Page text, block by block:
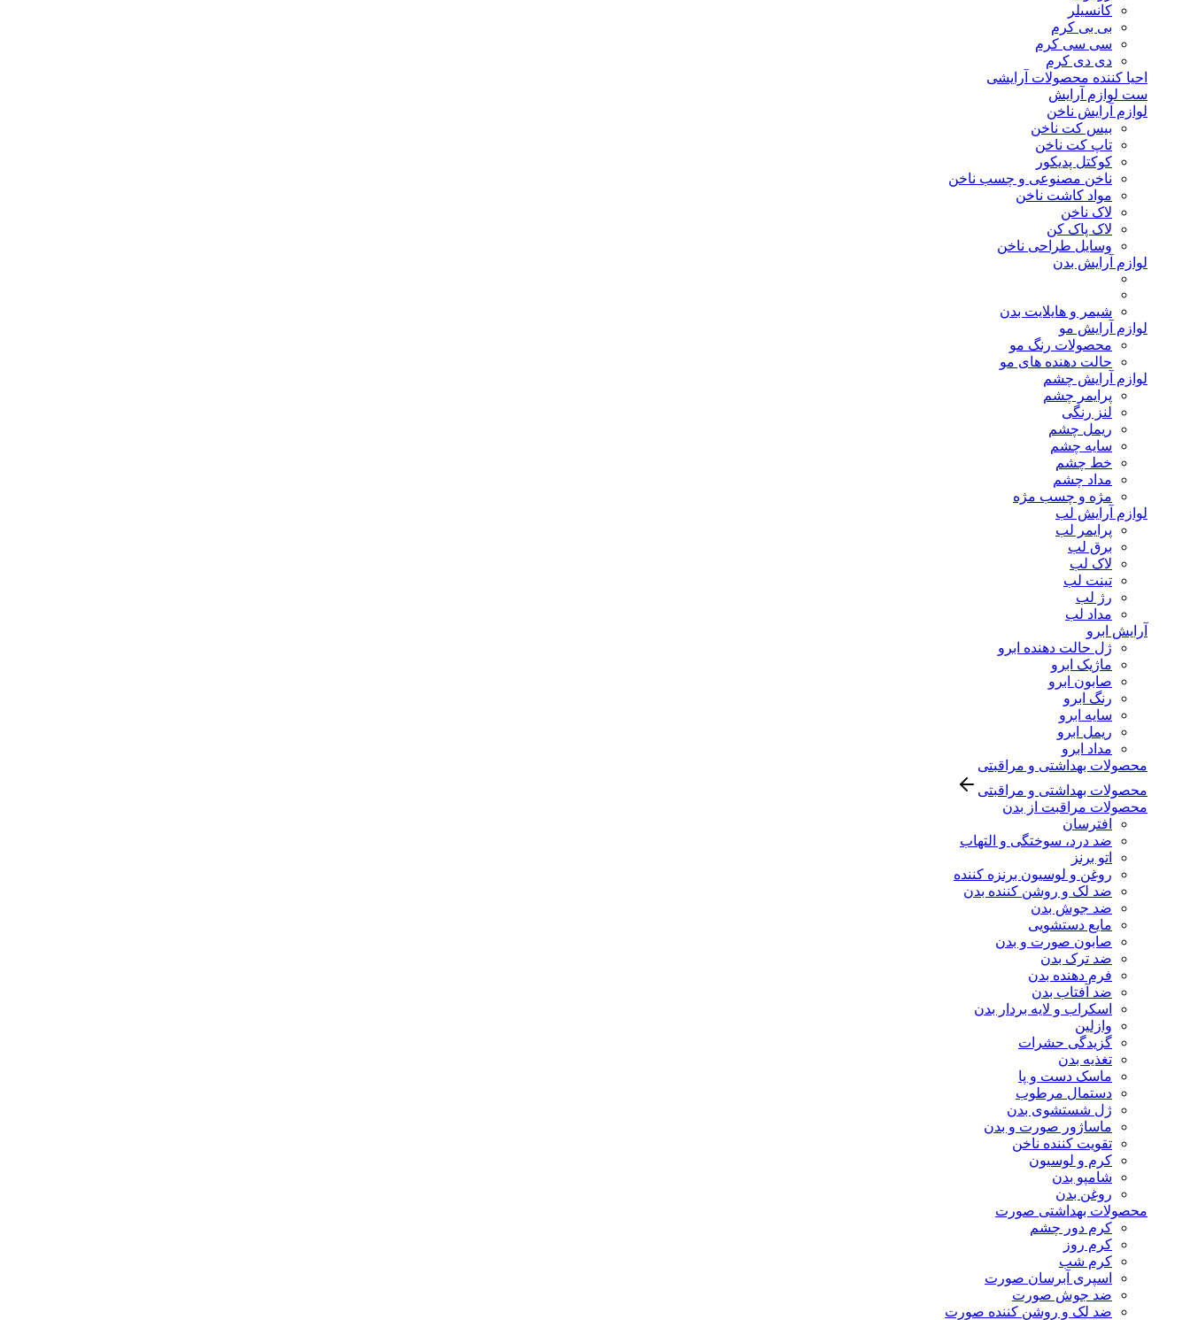
کانسیلر
بی بی کرم
سی سی کرم
دی دی کرم
احیا کننده محصولات آرایشی
ست لوازم آرایش
لوازم آرایش ناخن
بیس کت ناخن
تاپ کت ناخن
کوکتل پدیکور
ناخن مصنوعی و چسب ناخن
مواد کاشت ناخن
لاک ناخن
لاک پاک کن
وسایل طراحی ناخن
لوازم آرایش بدن
شیمر و هایلایت بدن
لوازم آرایش مو
محصولات رنگ مو
حالت دهنده های مو
لوازم آرایش چشم
پرایمر چشم
لنز رنگی
ریمل چشم
سایه چشم
خط چشم
مداد چشم
مژه و چسب مژه
لوازم آرایش لب
پرایمر لب
برق لب
لاک لب
تینت لب
رژ لب
مداد لب
آرایش ابرو
ژل حالت دهنده ابرو
ماژیک ابرو
صابون ابرو
رنگ ابرو
سایه ابرو
ریمل ابرو
مداد ابرو
محصولات بهداشتی و مراقبتی
محصولات بهداشتی و مراقبتی
محصولات مراقبت از بدن
افترسان
ضد درد، سوختگی و التهاب
اتو برنز
روغن و لوسیون برنزه کننده
ضد لک و روشن کننده بدن
ضد جوش بدن
مایع دستشویی
صابون صورت و بدن
ضد ترک بدن
فرم دهنده بدن
ضد آفتاب بدن
اسکراب و لایه بردار بدن
وازلین
گزیدگی حشرات
تغذیه بدن
ماسک دست و پا
دستمال مرطوب
ژل شستشوی بدن
ماساژور صورت و بدن
تقویت کننده ناخن
کرم و لوسیون
شامپو بدن
روغن بدن
محصولات بهداشتی صورت
کرم دور چشم
کرم روز
کرم شب
اسپری آبرسان صورت
ضد جوش صورت
ضد لک و روشن کننده صورت